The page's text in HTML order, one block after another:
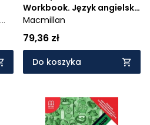
Workbook. Język angielski
dla liceów i techników.
Macmillan
79,36 zł
Do koszyka